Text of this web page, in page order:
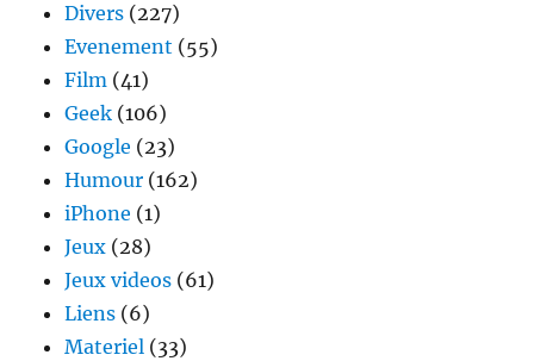
Divers (227)
Evenement (55)
Film (41)
Geek (106)
Google (23)
Humour (162)
iPhone (1)
Jeux (28)
Jeux videos (61)
Liens (6)
Materiel (33)